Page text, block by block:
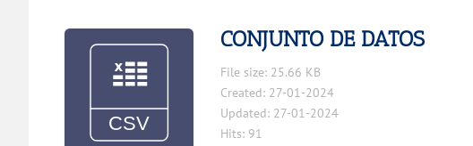
CONJUNTO DE DATOS
File size: 25.66 KB
Created: 27-01-2024
Updated: 27-01-2024
Hits: 91